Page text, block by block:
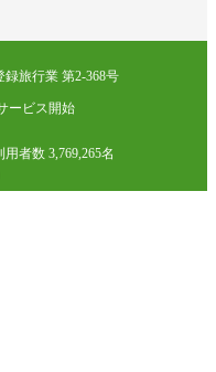
旅行業 第2-368号
ービス開始
者数 3,769,265名